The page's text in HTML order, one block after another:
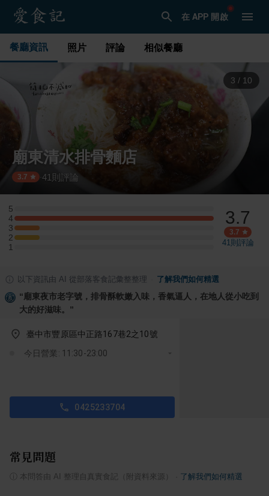
在 APP 開啟
餐廳資訊 照片 評論 相似餐廳
3 / 10
廟東清水排骨麵店
3.7 41 則評論
5
5 星：0 則評論
4
4 星：8 則評論
3
3 星：1 則評論
2
2 星：1 則評論
1
1 星：0 則評論
3.7
3.7
41則評論
以下資訊由 AI 從部落客食記彙整整理 了解我們如何精選
“ 廟東夜市老字號，排骨酥軟嫩入味，香氣逼人，在地人從小吃到
大的好滋味。 ”
臺中市豐原區中正路167巷2之10號
今日營業: 11:30-23:00
0425233704
常見問題
本問答由 AI 整理自真實食記（附資料來源） 了解我們如何精選